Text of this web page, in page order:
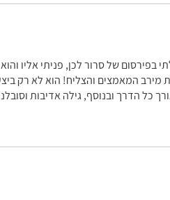
של סרור לכן, פניתי אליו
מירב המאמצים והצליח! הוא לא רק
כל הדרך ובנוסף, גילה אדיבות